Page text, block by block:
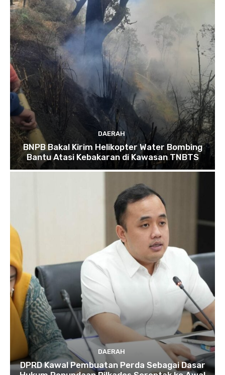
DAERAH
BNPB Bakal Kirim Helikopter Water Bombing
Bantu Atasi Kebakaran di Kawasan TNBTS
DAERAH
DPRD Kawal Pembuatan Perda Sebagai Dasar